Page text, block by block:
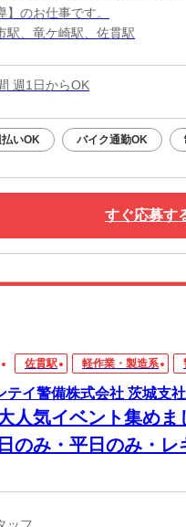
】のお仕事です。
駅、竜ケ崎駅、佐貫駅
週1日からOK
いOK バイク通勤OK
すぐ応募す
佐貫駅 軽作業・製造系
テイ警備株式会社 茨城支
大人気イベント集め
のみ・平日のみ・レ
♪9割未経験からス
ッフ